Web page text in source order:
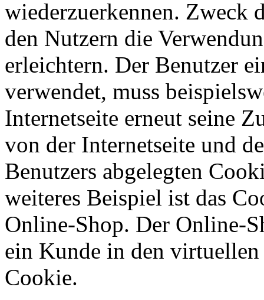
wiederzuerkennen. Zweck
den Nutzern die
erleichtern. Der Benutzer
verwendet, muss
Internetseite erneut seine
von der Internetseite und
Benutzers abgelegten
weiteres Beispiel ist das
Online-Shop. Der Online-
ein Kunde in den
Cookie.